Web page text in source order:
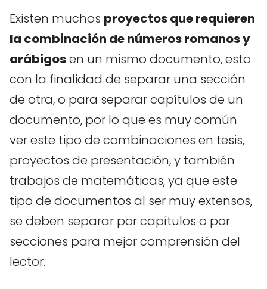
Existen muchos proyectos que requieren
la combinación de números romanos y
arábigosen un mismo documento, esto
con la finalidad de separar una sección
de otra, o para separar capítulos de un
documento, por lo que es muy común
ver este tipo de combinaciones en tesis,
proyectos de presentación, y también
trabajos de matemáticas, ya que este
tipo de documentos al ser muy extensos,
se deben separar por capítulos o por
secciones para mejor comprensión del
lector.